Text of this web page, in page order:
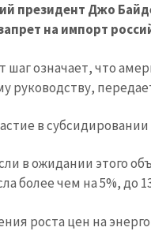
президент Джо
на импорт
шаг означает, что
руководству,
в
в ожидании этого
более чем на 5%, до
роста цен на